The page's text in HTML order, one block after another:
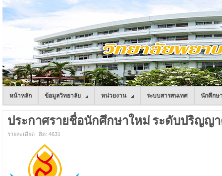
หน้าหลัก ข้อมูลวิทยาลัย หน่วยงาน ระบบสารสนเทศ นักศึกษ
ประกาศรายชื่อนักศึกษาใหม่ ระดับปริญญาต
รายละเอียด ฮิต: 4631